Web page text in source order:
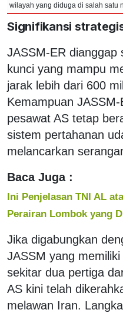
wilayah yang diduga di salah satu
Signifikansi
JASSM-ER dianggap
kunci yang mampu
jarak lebih dari 600
Kemampuan
pesawat AS tetap
sistem pertahanan
melancarkan
Baca Juga :
Ini Penjelasan TNI AL
Perairan Lombok yang
Jika digabungkan
JASSM yang
sekitar dua pertiga
AS kini telah
melawan Iran.